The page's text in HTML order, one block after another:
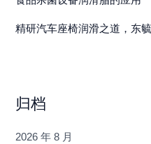
精研汽车座椅润滑之道，东
归档
2026 年 8 月